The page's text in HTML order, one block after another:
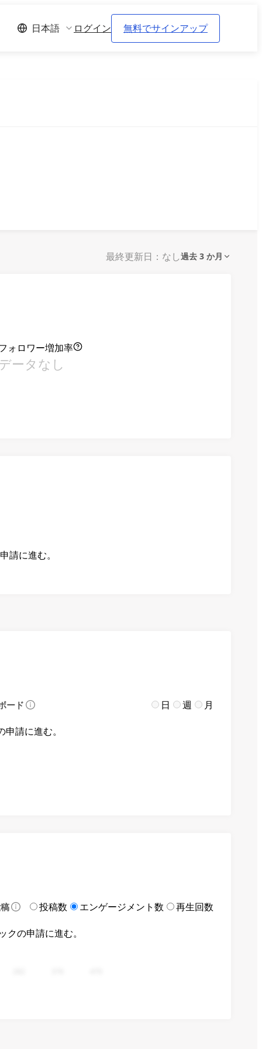
日本語 ログイン 無料でサインアップ
最終更新日：なし過去 3 か月
ォロワー増加率
ータなし
請に進む。
ード 日 週 月
請に進む。
投稿数 エンゲージメント数 再生回数
の申請に進む。